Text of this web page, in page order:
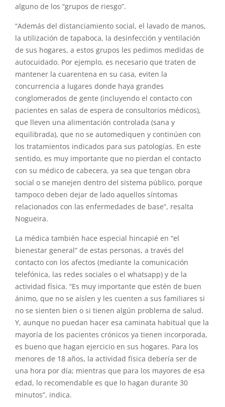
alguno de los “grupos de riesgo”.
“Además del distanciamiento social, el lavado de manos,
la utilización de tapaboca, la desinfección y ventilación
de sus hogares, a estos grupos les pedimos medidas de
autocuidado. Por ejemplo, es necesario que traten de
mantener la cuarentena en su casa, eviten la
concurrencia a lugares donde haya grandes
conglomerados de gente (incluyendo el contacto con
pacientes en salas de espera de consultorios médicos),
que lleven una alimentación controlada (sana y
equilibrada), que no se automediquen y continúen con
los tratamientos indicados para sus patologías. En este
sentido, es muy importante que no pierdan el contacto
con su médico de cabecera, ya sea que tengan obra
social o se manejen dentro del sistema público, porque
tampoco deben dejar de lado aquellos síntomas
relacionados con las enfermedades de base”, resalta
Nogueira.
La médica también hace especial hincapié en “el
bienestar general” de estas personas, a través del
contacto con los afectos (mediante la comunicación
telefónica, las redes sociales o el whatsapp) y de la
actividad física. “Es muy importante que estén de buen
ánimo, que no se aíslen y les cuenten a sus familiares si
no se sienten bien o si tienen algún problema de salud.
Y, aunque no puedan hacer esa caminata habitual que la
mayoría de los pacientes crónicos ya tienen incorporada,
es bueno que hagan ejercicio en sus hogares. Para los
menores de 18 años, la actividad física debería ser de
una hora por día; mientras que para los mayores de esa
edad, lo recomendable es que lo hagan durante 30
minutos”, indica.